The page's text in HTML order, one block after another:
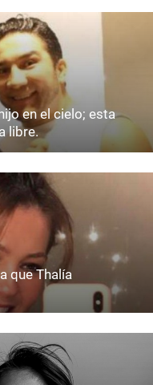
en el cielo; esta
libre.
que Thalía